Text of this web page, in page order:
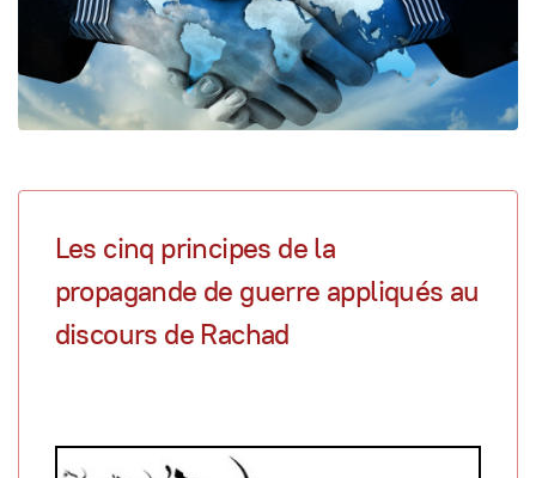
Les cinq principes de la
propagande de guerre appliqués au
discours de Rachad